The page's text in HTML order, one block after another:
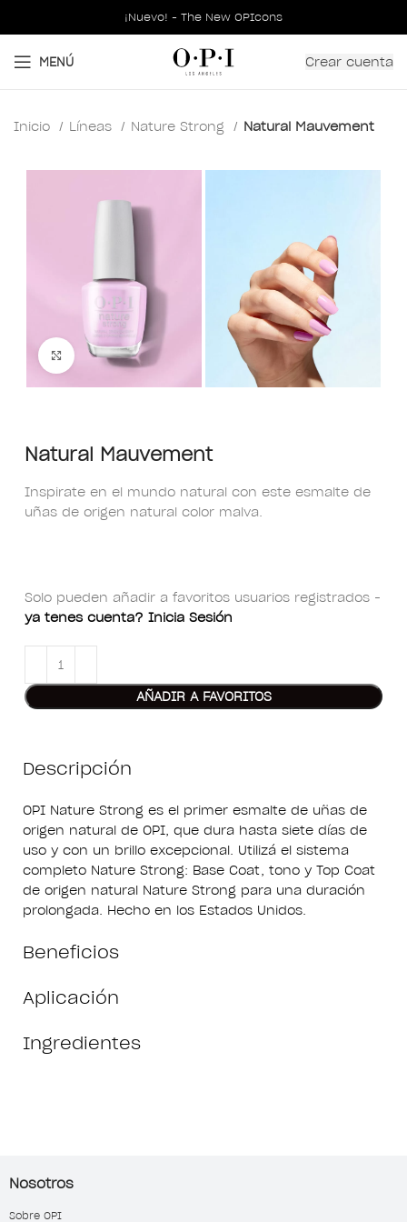
¡Nuevo! - The New OPIcons
MENÚ Crear cuenta
Inicio Líneas Nature Strong Natural Mauvement
Clic para ampliar
Natural Mauvement
Inspirate en el mundo natural con este esmalte de
uñas de origen natural color malva.
Solo pueden añadir a favoritos usuarios registrados -
ya tenes cuenta? Inicia Sesión
AÑADIR A FAVORITOS
Descripción
OPI Nature Strong es el primer esmalte de uñas de
origen natural de OPI, que dura hasta siete días de
uso y con un brillo excepcional. Utilizá el sistema
completo Nature Strong: Base Coat, tono y Top Coat
de origen natural Nature Strong para una duración
prolongada. Hecho en los Estados Unidos.
Beneficios
Aplicación
Ingredientes
Nosotros
Sobre OPI